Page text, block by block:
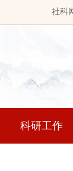
社科
科研工作